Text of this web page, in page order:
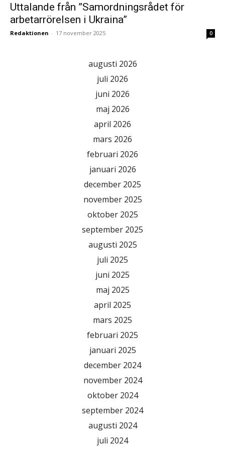
Uttalande från ”Samordningsrådet för
arbetarrörelsen i Ukraina”
Redaktionen - 17 november 2025 0
augusti 2026
juli 2026
juni 2026
maj 2026
april 2026
mars 2026
februari 2026
januari 2026
december 2025
november 2025
oktober 2025
september 2025
augusti 2025
juli 2025
juni 2025
maj 2025
april 2025
mars 2025
februari 2025
januari 2025
december 2024
november 2024
oktober 2024
september 2024
augusti 2024
juli 2024